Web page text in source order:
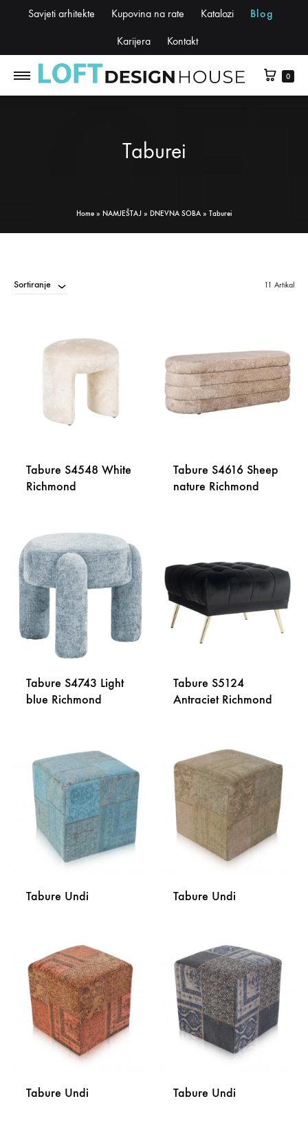
Savjeti arhitekte Kupovina na rate Katalozi Blog
Karijera Kontakt
0
Taburei
Home » NAMJEŠTAJ » DNEVNA SOBA » Taburei
Sortiranje 11 Artikal
Tabure S4548 White
Richmond
NA
LISTU
ŽELJA
Tabure S4616 Sheep
nature Richmond
LISTU
ŽELJA
Tabure S4743 Light
blue Richmond
NA
LISTU
ŽELJA
Tabure S5124
Antraciet Richmond
NA
LISTU
Tabure Undi Tabure Undi
NA
Tabure Undi Tabure Undi